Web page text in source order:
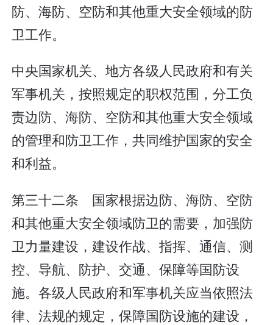
防、海防、空防和其他重大安全领域的防
卫工作。
中央国家机关、地方各级人民政府和有关
军事机关，按照规定的职权范围，分工负
责边防、海防、空防和其他重大安全领域
的管理和防卫工作，共同维护国家的安全
和利益。
第三十二条 国家根据边防、海防、空防
和其他重大安全领域防卫的需要，加强防
卫力量建设，建设作战、指挥、通信、测
控、导航、防护、交通、保障等国防设
施。各级人民政府和军事机关应当依照法
律、法规的规定，保障国防设施的建设，